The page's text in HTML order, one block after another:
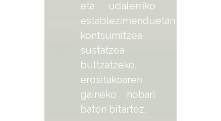
eta udalerriko
establezimenduetan
kontsumitzea
sustatzea
bultzatzeko,
erositakoaren
gaineko hobari
baten bitartez.